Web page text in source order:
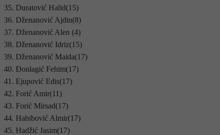
35. Duratović Halid(15)
36. Dženanović Ajdin(8)
37. Dženanović Alen (4)
38. Dženanović Idriz(15)
39. Dženanović Maida(17)
40. Đonlagić Fehim(17)
41. Ejupović Edis(17)
42. Forić Amir(11)
43. Forić Mirsad(17)
44. Habibović Almir(17)
45. Hadžić Jasim(17)